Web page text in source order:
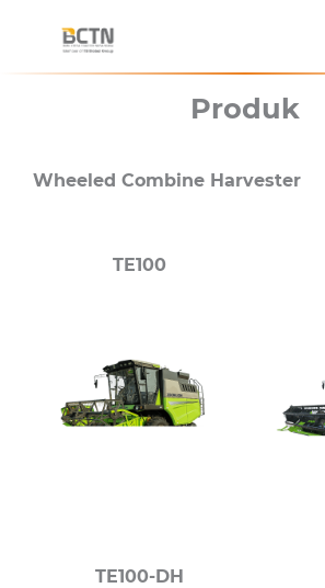
Produk
Wheeled Combine Harvester
TE100
TE100-DH